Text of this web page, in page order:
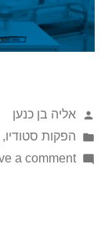
אליה בן כנען
הפקות סטודיו,
a comment